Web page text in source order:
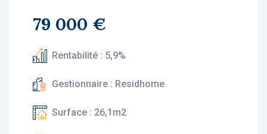
79 000 €
Rentabilité : 5,9%
Gestionnaire : Residhome
Surface : 26,1m2